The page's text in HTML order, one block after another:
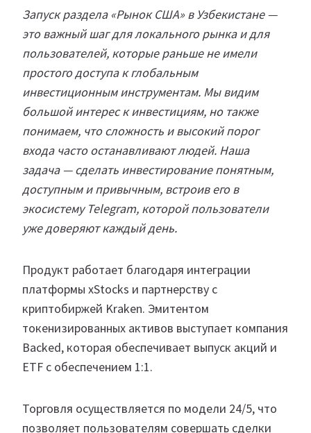
Запуск раздела «Рынок США» в Узбекистане —
это важный шаг для локального рынка и для
пользователей, которые раньше не имели
простого доступа к глобальным
инвестиционным инструментам. Мы видим
большой интерес к инвестициям, но также
понимаем, что сложность и высокий порог
входа часто останавливают людей. Наша
задача — сделать инвестирование понятным,
доступным и привычным, встроив его в
экосистему Telegram, которой пользователи
уже доверяют каждый день.
Продукт работает благодаря интеграции
платформы xStocks и партнерству с
криптобиржей Kraken. Эмитентом
токенизированных активов выступает компания
Backed, которая обеспечивает выпуск акций и
ETF с обеспечением 1:1.
Торговля осуществляется по модели 24/5, что
позволяет пользователям совершать сделки